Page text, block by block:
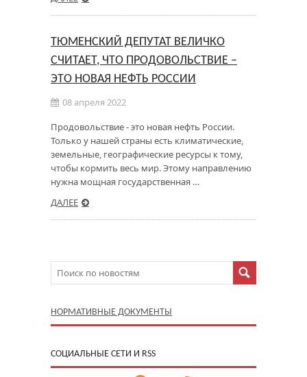
ТЮМЕНСКИЙ ДЕПУТАТ ВЕЛИЧКО
СЧИТАЕТ, ЧТО ПРОДОВОЛЬСТВИЕ –
ЭТО НОВАЯ НЕФТЬ РОССИИ
08 апреля 2022
Продовольствие - это новая нефть России.
Только у нашей страны есть климатические,
земельные, географические ресурсы к тому,
чтобы кормить весь мир. Этому направлению
нужна мощная государственная …
ДАЛЕЕ
НОРМАТИВНЫЕ ДОКУМЕНТЫ
CОЦИАЛЬНЫЕ СЕТИ И RSS